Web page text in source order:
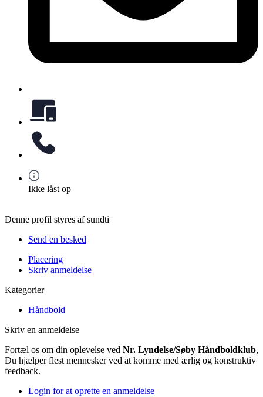
Ikke låst op
Denne profil styres af sundti
Send en besked
Placering
Skriv anmeldelse
Kategorier
Håndbold
Skriv en anmeldelse
Fortæl os om din oplevelse ved Nr. Lyndelse/Søby Håndboldklub,
Du hjælper flest mennesker ved at komme med ærlig og konstruktiv
feedback.
Login for at oprette en anmeldelse